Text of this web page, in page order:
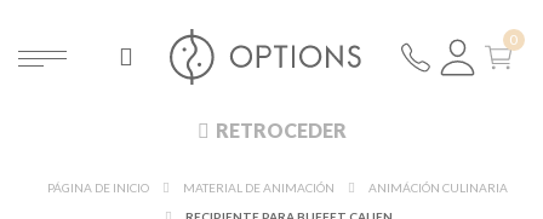
RETROCEDER
PÁGINA DE INICIO MATERIAL DE ANIMACIÓN
ANIMÁCIÓN CULINARIA